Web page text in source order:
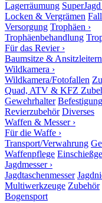
Lagerräumung
Locken & Vergrämen
Versorgung Trophäen ›
Trophäenbehandlung
Für das Revier ›
Baumsitze & Ansitzleitern
Wildkamera ›
Wildkamera/Fotofallen
Quad, ATV & KFZ
Gewehrhalter
Revierzubehör Diverses
Waffen & Messer ›
Für die Waffe ›
Transport/Verwahrung
Waffenpflege
Jagdmesser ›
Jagdtaschenmesser
Multiwerkzeuge Zubehör
Bogensport